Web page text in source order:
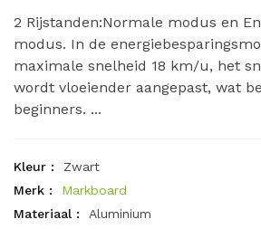
2 Rijstanden:Normale modus en
modus. In de
maximale snelheid 18 km/u, het
wordt vloeiender aangepast, wat
beginners. ...
Kleur :
Zwart
Merk :
Markboard
Materiaal :
Aluminium